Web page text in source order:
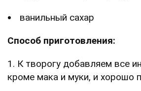
ванильный сахар
Способ приготовления:
1. К творогу добавляем все
кроме мака и муки, и хорошо